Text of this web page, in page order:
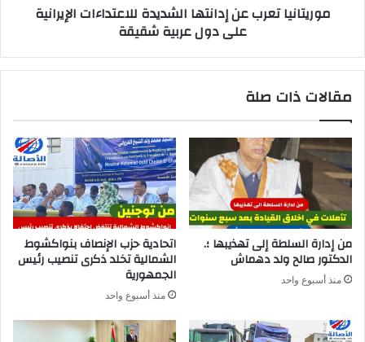
موريتانيا تعرب عن إدانتها الشديدة للاعتداءات الإيرانية
على دول عربية شقيقة
مقالات ذات صلة
من إدارة السلطة إلى تهذيبها ؛.
الدكتور صالح ولد دهماش
منذ أسبوع واحد
اتحادية حزب الإنصاف بنواكشوط
الشمالية تخلد ذكرى تنصيب رئيس
الجمهورية
منذ أسبوع واحد